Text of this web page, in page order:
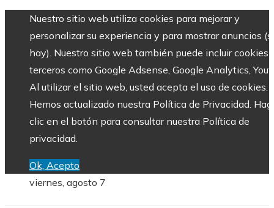
Nuestro sitio web utiliza cookies para mejorar y
personalizar su experiencia y para mostrar anuncios
hay). Nuestro sitio web también puede incluir cookies
terceros como Google Adsense, Google Analytics,
Al utilizar el sitio web, usted acepta el uso de cookies.
Hemos actualizado nuestra Política de Privacidad.
clic en el botón para consultar nuestra Política de
privacidad.
Ok, Acepto
viernes, agosto 7